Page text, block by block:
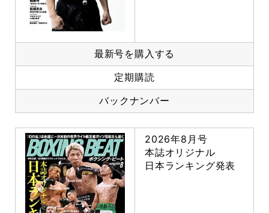
最新号を購入する
定期購読
バックナンバー
2026年8月号
本誌オリジナル
日本ランキング発表